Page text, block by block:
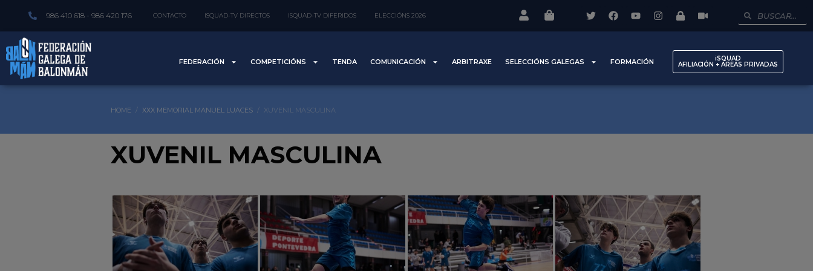
986 410 618 - 986 420 176 CONTACTO ISQUAD-TV DIRECTOS ISQUAD-TV DIFERIDOS ELECCIÓNS 2026
FEDERACIÓN COMPETICIÓNS TENDA COMUNICACIÓN ARBITRAXE SELECCIÓNS GALEGAS FORMACIÓN iSQUAD
AFILIACIÓN + AREAS PRIVADAS
HOME XXX MEMORIAL MANUEL LUACES XUVENIL MASCULINA
XUVENIL MASCULINA